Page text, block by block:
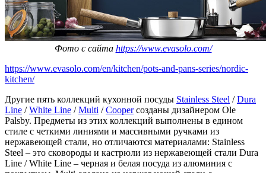
Фото с сайта https://www.evasolo.com/
https://www.evasolo.com/en/kitchen/pots-and-pans-series/nordic-
kitchen/
Другие пять коллекций кухонной посуды Stainless Steel /Dura
Line /White Line /Multi /Cooperсозданы дизайнером Ole
Palsby. Предметы из этих коллекций выполнены в едином
стиле с четкими линиями и массивными ручками из
нержавеющей стали, но отличаются материалами: Stainless
Steel – это сковороды и кастрюли из нержавеющей стали Dura
Line / White Line – черная и белая посуда из алюминия с